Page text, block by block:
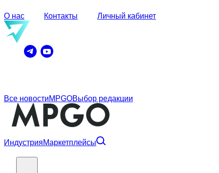
О нас Контакты Личный кабинет
Все новостиMPGOВыбор редакции
ИндустрияМаркетплейсы